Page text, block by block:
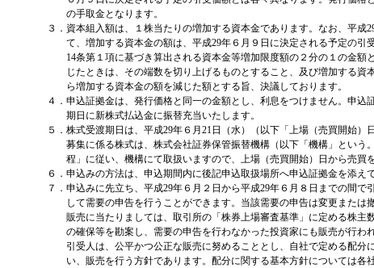
の手取金となります。
３．資本組入額は、１株当たりの増加する資本金であります。なお、平成
て、増加する資本金の額は、平成29年６月９日に決定される予定の引
14条第１項に基づき算出される資本金等増加限度額の２分の１の金額
じたときは、その端数を切り上げるものとすること、及び増加する資
ら増加する資本金の額を減じた額とする旨、決議しております。
４．申込証拠金は、発行価格と同一の金額とし、利息をつけません。申込
期日に新株式払込金に振替充当いたします。
５．株式受渡期日は、平成29年６月21日（水）（以下「上場（売買開始）
募集に係る株式は、株式会社証券保管振替機構（以下「機構」という
程」に従い、機構にて取扱いますので、上場（売買開始）日から売買
６．申込みの方法は、申込期間内に後記申込取扱場所へ申込証拠金を添え
７．申込みに先立ち、平成29年６月２日から平成29年６月８日までの間で
して需要の申告を行うことができます。当該需要の申告は変更または
販売に当たりましては、取引所の「株券上場審査基準」に定める株主
の確保等を勘案し、需要の申告を行わなかった投資家にも販売が行わ
引受人は、公平かつ公正な販売に努めることとし、自社で定める配分
い、販売を行う方針であります。配分に関する基本方針については各